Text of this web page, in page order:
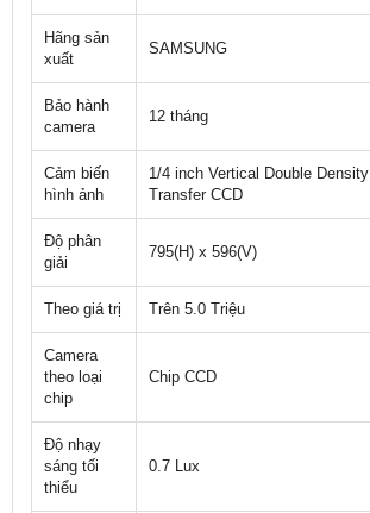
Hãng sản
xuất
SAMSUNG
Bảo hành
camera
12 tháng
Cảm biến
hình ảnh
1/4 inch Vertical Double
Transfer CCD
Độ phân
giải
795(H) x 596(V)
Theo giá trị Trên 5.0 Triệu
Camera
theo loại
chip
Chip CCD
Độ nhạy
sáng tối
thiểu
0.7 Lux